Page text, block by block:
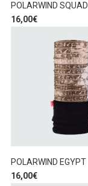
POLARWIND SQUAD
16,00€
POLARWIND EGYPT
16,00€